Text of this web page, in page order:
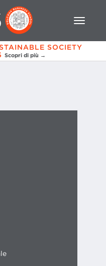
SOCIETY
Scopri di più →